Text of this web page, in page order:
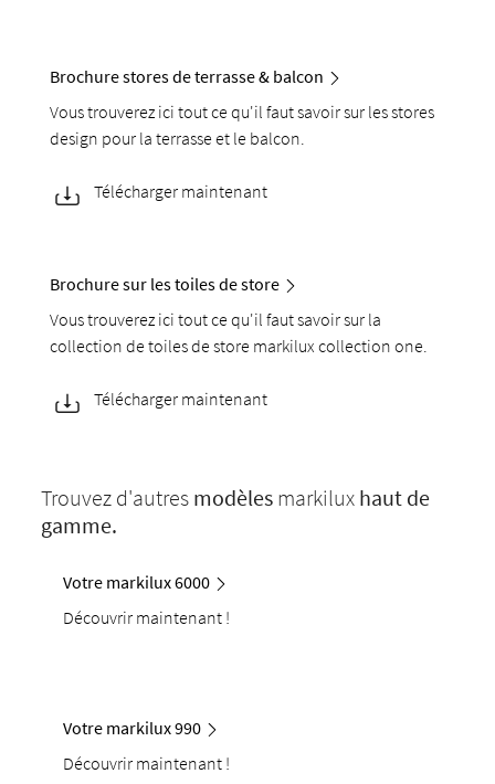
Brochure stores de terrasse & balcon
Vous trouverez ici tout ce qu'il faut savoir sur les stores
design pour la terrasse et le balcon.
Télécharger maintenant
Brochure sur les toiles de store
Vous trouverez ici tout ce qu'il faut savoir sur la
collection de toiles de store markilux collection one.
Télécharger maintenant
Trouvez d'autres modèles markilux haut de
gamme.
Votre markilux 6000
Découvrir maintenant !
Votre markilux 990
Découvrir maintenant !